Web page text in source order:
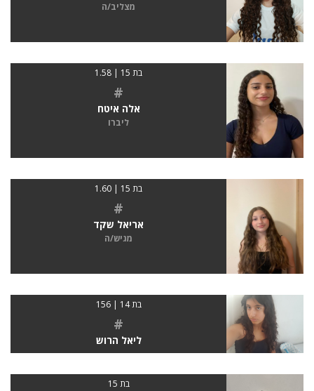
מצליב/ה
בת 15 | 1.58
#
אלה איטח
ליברו
בת 15 | 1.60
#
אריאל שקד
מגיש/ה
בת 14 | 156
#
ליאל הרוש
בת 15